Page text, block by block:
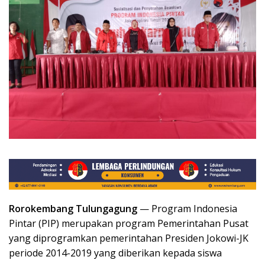
Rorokembang Tulungagung — Program Indonesia
Pintar (PIP) merupakan program Pemerintahan Pusat
yang diprogramkan pemerintahan Presiden Jokowi-JK
periode 2014-2019 yang diberikan kepada siswa